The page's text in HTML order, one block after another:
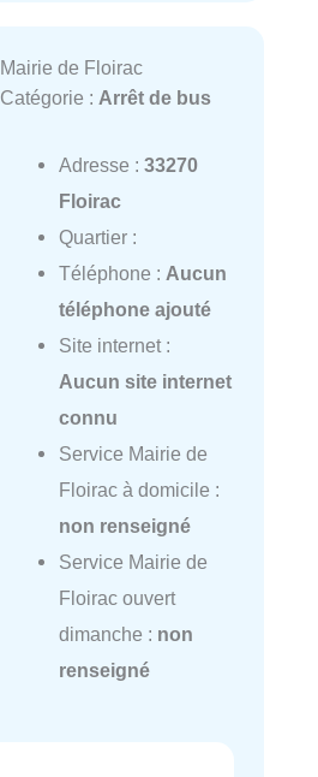
Mairie de Floirac
Catégorie : Arrêt de bus
Adresse : 33270
Floirac
Quartier :
Téléphone : Aucun
téléphone ajouté
Site internet :
Aucun site internet
connu
Service Mairie de
Floirac à domicile :
non renseigné
Service Mairie de
Floirac ouvert
dimanche : non
renseigné